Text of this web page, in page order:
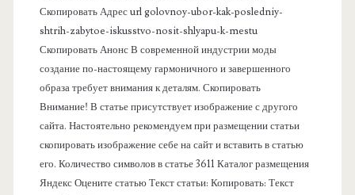
Скопировать Адрес url golovnoy-ubor-kak-posledniy-
shtrih-zabytoe-iskusstvo-nosit-shlyapu-k-mestu
Скопировать Анонс В современной индустрии моды
создание по-настоящему гармоничного и завершенного
образа требует внимания к деталям. Скопировать
Внимание! В статье присутствует изображение с другого
сайта. Настоятельно рекомендуем при размещении статьи
скопировать изображение себе на сайт и вставить в статью
его. Количество символов в статье 3611 Каталог размещения
Яндекс Оцените статью Текст статьи: Копировать: Текст